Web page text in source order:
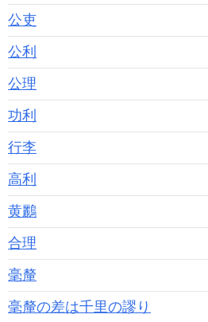
公吏
公利
公理
功利
行李
高利
黄鸝
合理
毫釐
毫釐の差は千里の謬り